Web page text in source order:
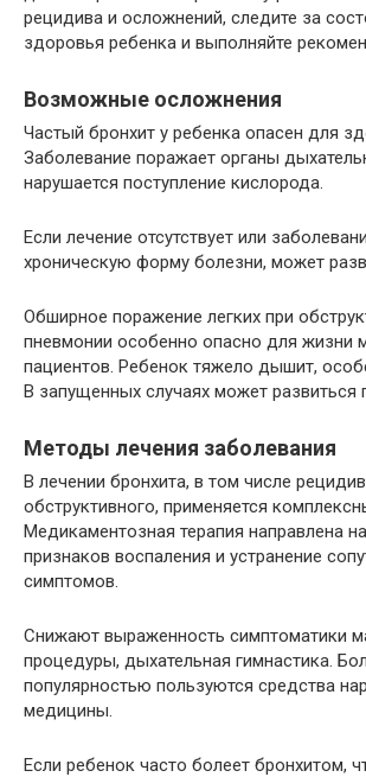
рецидива и осложнений, следите за
здоровья ребенка и выполняйте
Возможные осложнения
Частый бронхит у ребенка опасен для
Заболевание поражает органы
нарушается поступление кислорода.
Если лечение отсутствует или
хроническую форму болезни, может
Обширное поражение легких при
пневмонии особенно опасно для жизни
пациентов. Ребенок тяжело дышит,
В запущенных случаях может развиться
Методы лечения заболевания
В лечении бронхита, в том числе
обструктивного, применяется
Медикаментозная терапия направлена
признаков воспаления и устранение
симптомов.
Снижают выраженность симптоматики
процедуры, дыхательная гимнастика.
популярностью пользуются средства
медицины.
Если ребенок часто болеет бронхитом,